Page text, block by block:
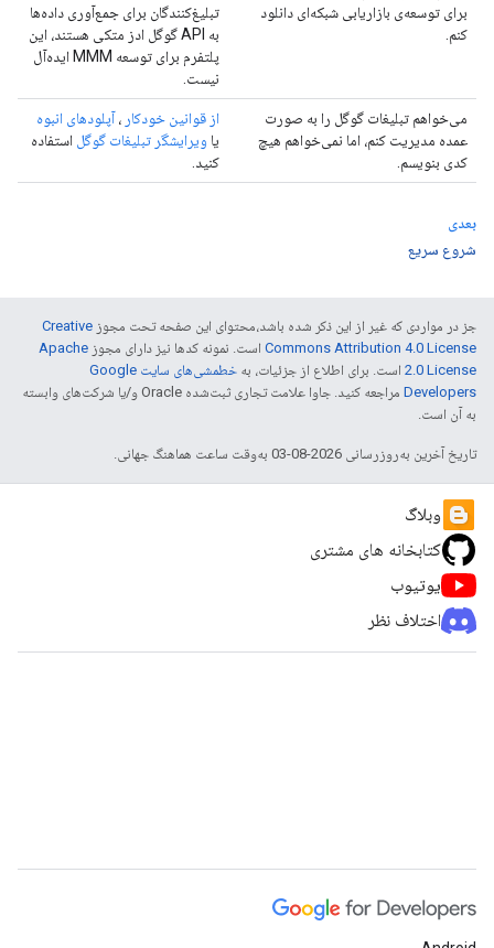
برای توسعه‌ی بازاریابی شبکه‌ای دانلود
کنم.
تبلیغ‌کنندگان برای جمع‌آوری داده‌ها
به API گوگل ادز متکی هستند، این
پلتفرم برای توسعه MMM ایده‌آل
نیست.
می‌خواهم تبلیغات گوگل را به صورت
عمده مدیریت کنم، اما نمی‌خواهم هیچ
کدی بنویسم.
از قوانین خودکار ،آپلودهای انبوه
یا ویرایشگر تبلیغات گوگل استفاده
کنید.
بعدی
شروع سریع
جز در مواردی که غیر از این ذکر شده باشد،‌محتوای این صفحه تحت مجوز Creative
Commons Attribution 4.0 License است. نمونه کدها نیز دارای مجوز Apache
2.0 License است. برای اطلاع از جزئیات، به
خطمشی‌های سایت Google
Developers‏
مراجعه کنید. جاوا علامت تجاری ثبت‌شده Oracle و/یا شرکت‌های وابسته
به آن است.
تاریخ آخرین به‌روزرسانی 2026-08-03 به‌وقت ساعت هماهنگ جهانی.
وبلاگ
کتابخانه های مشتری
یوتیوب
اختلاف نظر